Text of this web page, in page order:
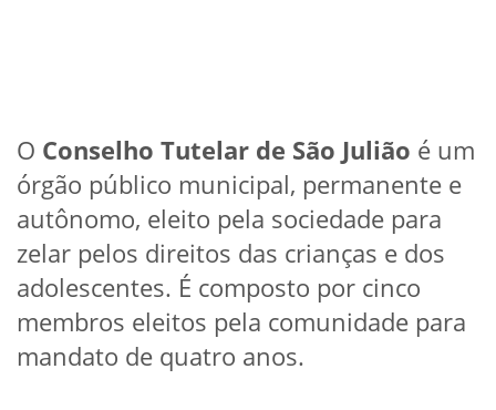
O Conselho Tutelar de São Julião é um
órgão público municipal, permanente e
autônomo, eleito pela sociedade para
zelar pelos direitos das crianças e dos
adolescentes. É composto por cinco
membros eleitos pela comunidade para
mandato de quatro anos.